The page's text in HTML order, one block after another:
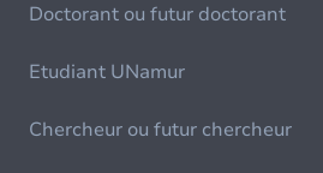
Doctorant ou futur doctorant
Etudiant UNamur
Chercheur ou futur chercheur